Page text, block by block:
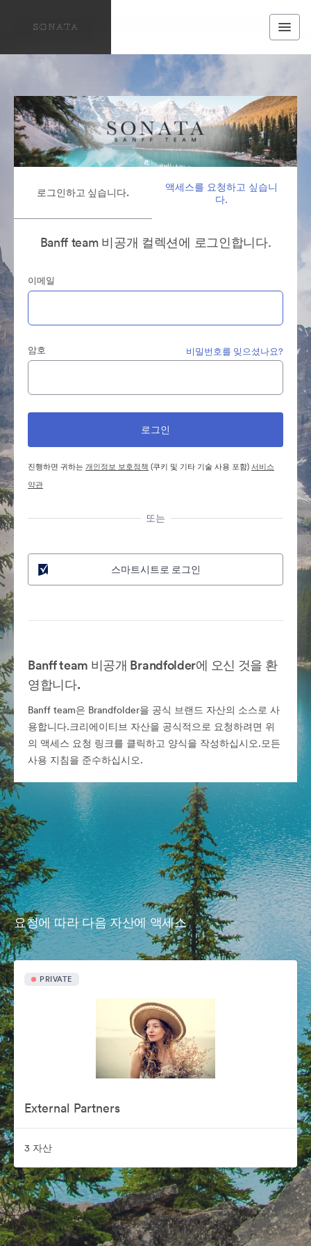
로그인하고 싶습니다.
액세스를 요청하고 싶습니
다.
Banff team 비공개 컬렉션에 로그인합니다.
이메일
암호 비밀번호를 잊으셨나요?
진행하면 귀하는개인정보 보호정책 (쿠키 및 기타 기술 사용 포함)서비스
약관
또는
스마트시트로 로그인
Banff team 비공개 Brandfolder에 오신 것을 환
영합니다.
Banff team은 Brandfolder을 공식 브랜드 자산의 소스로 사
용합니다.크리에이티브 자산을 공식적으로 요청하려면 위
의 액세스 요청 링크를 클릭하고 양식을 작성하십시오.모든
사용 지침을 준수하십시오.
요청에 따라 다음 자산에 액세스
PRIVATE
External Partners
3 자산